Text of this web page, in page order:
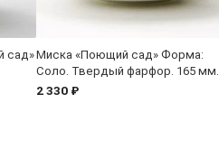
сад»Миска «Поющий сад» Форма:
Соло. Твердый фарфор. 165 мм.
2 330 ₽